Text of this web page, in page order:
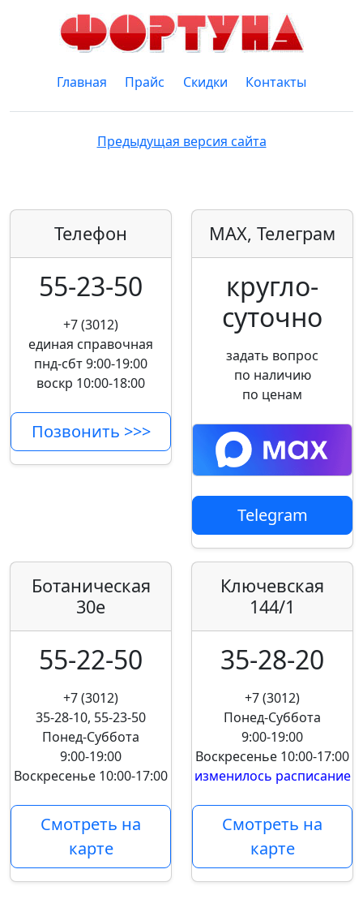
Главная Прайс Скидки Контакты
Предыдущая версия сайта
Телефон
55-23-50
+7 (3012)
единая справочная
пнд-сбт 9:00-19:00
воскр 10:00-18:00
Позвонить >>>
MAX, Телеграм
кругло­
суточно
задать вопрос
по наличию
по ценам
Telegram
Ботаническая
30е
55-22-50
+7 (3012)
35-28-10, 55-23-50
Понед-Суббота
9:00-19:00
Воскресенье 10:00-17:00
Смотреть на
карте
Ключевская
144/1
35-28-20
+7 (3012)
Понед-Суббота
9:00-19:00
Воскресенье 10:00-17:00
изменилось расписание
Смотреть на
карте